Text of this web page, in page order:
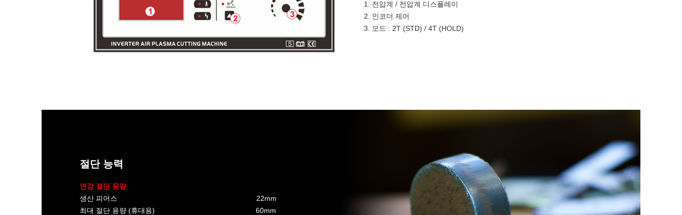
1. 전압계 / 전압계 디스플레이
2. 인코더 제어
3. 모드 : 2T (STD) / 4T (HOLD)
절단 능력
연강 절단 용량
생산 피어스
22mm
최대 절단 용량 (휴대용)
60mm